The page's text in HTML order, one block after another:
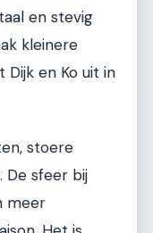
en stevig
kleinere
en Ko uit in
stoere
De sfeer bij
meer